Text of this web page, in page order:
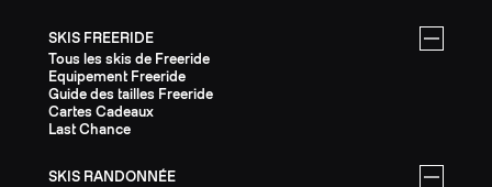
SKIS FREERIDE
Tous les skis de Freeride
Equipement Freeride
Guide des tailles Freeride
Cartes Cadeaux
Last Chance
SKIS RANDONNÉE